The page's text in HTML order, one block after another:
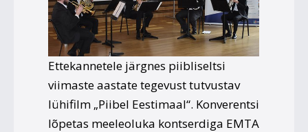
Ettekannetele järgnes piibliseltsi
viimaste aastate tegevust tutvustav
lühifilm „Piibel Eestimaal“. Konverentsi
lõpetas meeleoluka kontserdiga EMTA